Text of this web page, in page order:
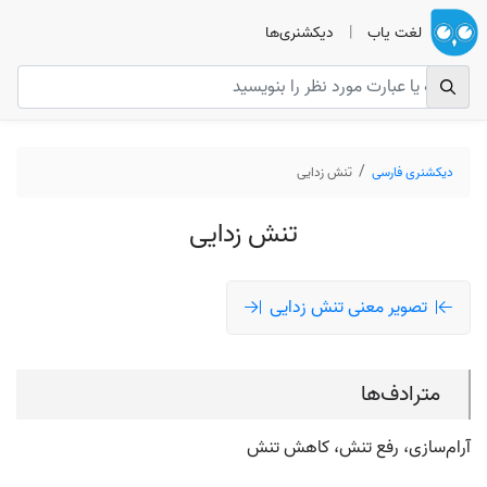
لغت یاب | دیکشنری‌ها
دیکشنری فارسی تنش زدایی
تنش زدایی
تصویر معنی تنش زدایی
مترادف‌ها
آرام‌سازی، رفع تنش، کاهش تنش